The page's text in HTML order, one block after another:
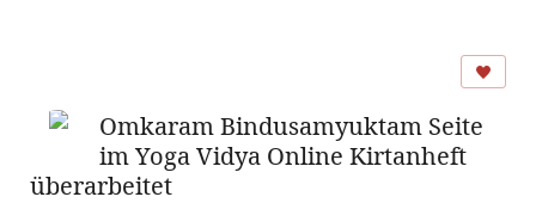
Omkaram Bindusamyuktam Seite
im Yoga Vidya Online Kirtanheft
überarbeitet